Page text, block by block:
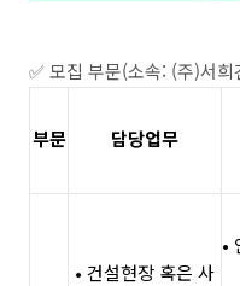
✅ 모집 부문(소속: (주)서희
부문 담당업무
• 건설현장 혹은 사
•